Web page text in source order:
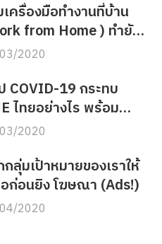
เครื่องมือทำงานที่บ้าน
from Home ) ทำยัง
ได้งาน?
2020
COVID-19 กระทบ
ไทยอย่างไร พร้อม
ดี ๆ จาก Ray Dalio
2020
ลุ่มเป้าหมายของเราให้
ก่อนยิง โฆษณา (Ads!)
2020